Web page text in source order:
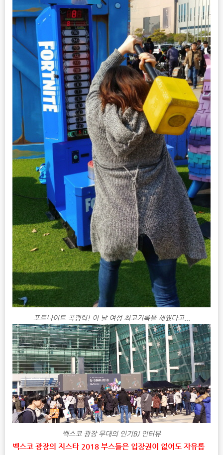
포트나이트 곡괭력! 이 날 여성 최고기록을 세웠다고...
벡스코 광장 무대의 인기BJ 인터뷰
벡스코 광장의 지스타 2018 부스들은 입장권이 없어도 자유롭